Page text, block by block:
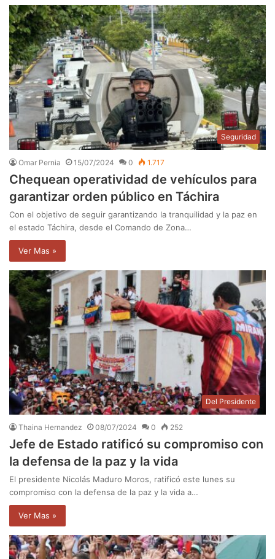
Seguridad
Omar Pernia 15/07/2024 0 1.717
Chequean operatividad de vehículos para
garantizar orden público en Táchira
Con el objetivo de seguir garantizando la tranquilidad y la paz en
el estado Táchira, desde el Comando de Zona…
Ver Mas »
Del Presidente
Thaina Hernandez 08/07/2024 0 252
Jefe de Estado ratificó su compromiso con
la defensa de la paz y la vida
El presidente Nicolás Maduro Moros, ratificó este lunes su
compromiso con la defensa de la paz y la vida a…
Ver Mas »